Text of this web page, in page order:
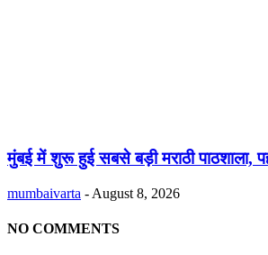
मुंबई में शुरू हुई सबसे बड़ी मराठी पाठशाला,
mumbaivarta - August 8, 2026
NO COMMENTS